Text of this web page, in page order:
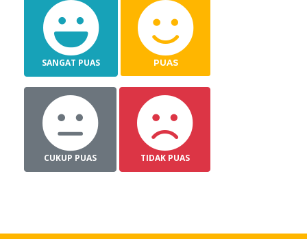
SANGAT PUAS PUAS
CUKUP PUAS TIDAK PUAS